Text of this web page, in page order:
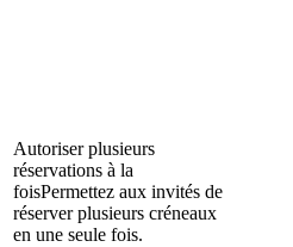
Autoriser plusieurs
réservations à la
foisPermettez aux invités de
réserver plusieurs créneaux
en une seule fois.